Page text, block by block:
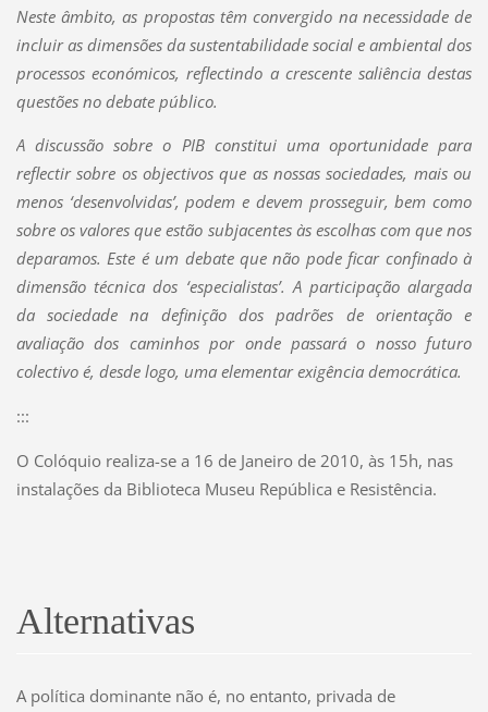
Neste âmbito, as propostas têm convergido na necessidade de
incluir as dimensões da sustentabilidade social e ambiental dos
processos económicos, reflectindo a crescente saliência destas
questões no debate público.
A discussão sobre o PIB constitui uma oportunidade para
reflectir sobre os objectivos que as nossas sociedades, mais ou
menos ‘desenvolvidas’, podem e devem prosseguir, bem como
sobre os valores que estão subjacentes às escolhas com que nos
deparamos. Este é um debate que não pode ficar confinado à
dimensão técnica dos ‘especialistas’. A participação alargada
da sociedade na definição dos padrões de orientação e
avaliação dos caminhos por onde passará o nosso futuro
colectivo é, desde logo, uma elementar exigência democrática.
:::
O Colóquio realiza-se a 16 de Janeiro de 2010, às 15h, nas
instalações da Biblioteca Museu República e Resistência.
Alternativas
A política dominante não é, no entanto, privada de